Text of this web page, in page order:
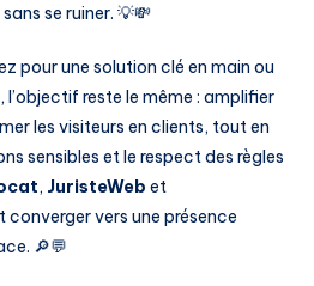
sans se ruiner. 💡💸
pour une solution clé en main ou
l’objectif reste le même : amplifier
les visiteurs en clients, tout en
sensibles et le respect des règles
, JuristeWeb et
converger vers une présence
🔎💬